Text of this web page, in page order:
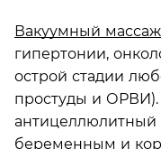
Вакуумный массаж
гипертонии,
острой стадии
простуды и
антицеллюлитный
беременным и